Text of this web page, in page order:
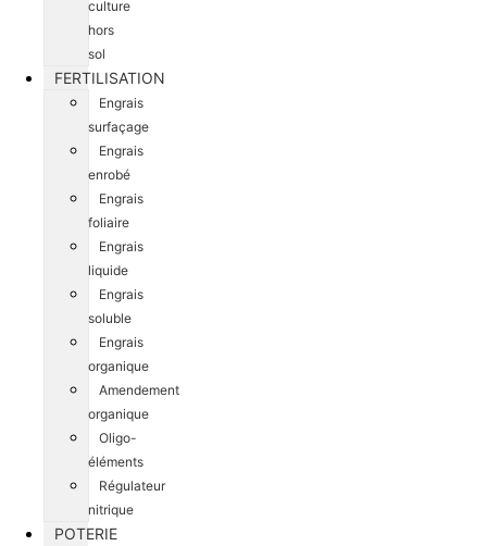
culture
hors
sol
FERTILISATION
Engrais
surfaçage
Engrais
enrobé
Engrais
foliaire
Engrais
liquide
Engrais
soluble
Engrais
organique
Amendement
organique
Oligo-
éléments
Régulateur
nitrique
POTERIE